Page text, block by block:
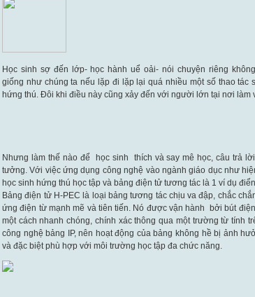
Học sinh sợ đến lớp- học hành uể oải- nói chuyện riêng
giống như chúng ta nếu lặp đi lặp lại quá nhiều một số thao tác
hứng thú. Đôi khi điều này cũng xảy đến với người lớn tại nơi làm
Nhưng làm thế nào để học sinh thích và say mê học, câu trả
tưởng. Với việc ứng dụng công nghệ vào ngành giáo dục như
học sinh hứng thú học tập và bảng điện tử tương tác là 1 ví dụ
Bảng điện tử H-PEC là loại bảng tương tác chịu va đập, chắc
ứng điện từ mạnh mẽ và tiên tiến. Nó được vận hành bởi bút
một cách nhanh chóng, chính xác thông qua một trường từ tính
công nghệ bảng IP, nên hoạt động của bảng không hề bị ảnh
và đặc biệt phù hợp với môi trường học tập đa chức năng.